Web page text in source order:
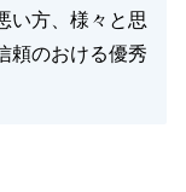
い方、様々と思
頼のおける優秀